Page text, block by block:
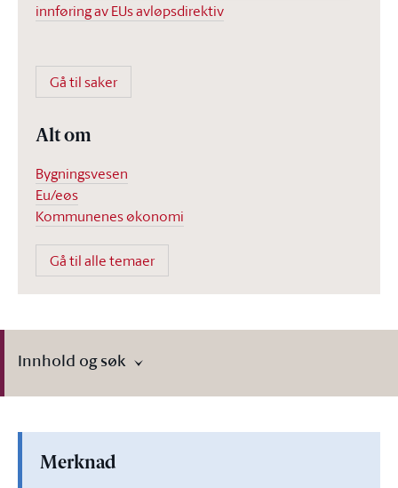
innføring av EUs avløpsdirektiv
Gå til saker
Alt om
Bygningsvesen
Eu/eøs
Kommunenes økonomi
Gå til alle temaer
Innhold og søk
Merknad